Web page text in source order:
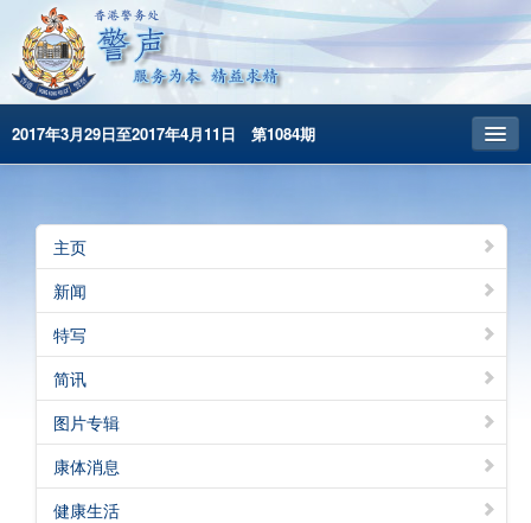
2017年3月29日至2017年4月11日 第1084期
昔日警声
警务处主页
繁體版
English
主页
新闻
特写
简讯
图片专辑
康体消息
健康生活